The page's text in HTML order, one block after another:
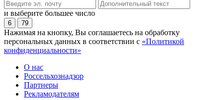
и выберите большее число
6 79
Нажимая на кнопку, Вы соглашаетесь на обработку
персональных данных в соответствии с «Политикой
конфиденциальности»
О нас
Россельхознадзор
Партнеры
Рекламодателям